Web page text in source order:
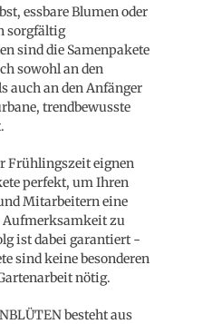
essbare Blumen oder
sorgfältig
sind die Samenpakete
sowohl an den
auch an den Anfänger
trendbewusste
Frühlingszeit eignen
perfekt, um Ihren
Mitarbeitern eine
zu
ist dabei garantiert -
sind keine besonderen
nötig.
besteht aus